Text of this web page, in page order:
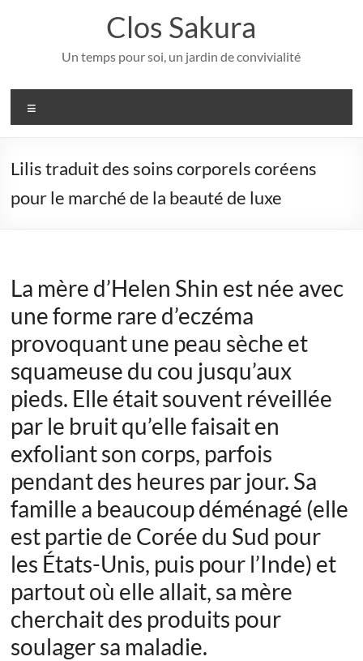
Clos Sakura
Un temps pour soi, un jardin de convivialité
Lilis traduit des soins corporels coréens
pour le marché de la beauté de luxe
La mère d’Helen Shin est née avec
une forme rare d’eczéma
provoquant une peau sèche et
squameuse du cou jusqu’aux
pieds. Elle était souvent réveillée
par le bruit qu’elle faisait en
exfoliant son corps, parfois
pendant des heures par jour. Sa
famille a beaucoup déménagé (elle
est partie de Corée du Sud pour
les États-Unis, puis pour l’Inde) et
partout où elle allait, sa mère
cherchait des produits pour
soulager sa maladie.